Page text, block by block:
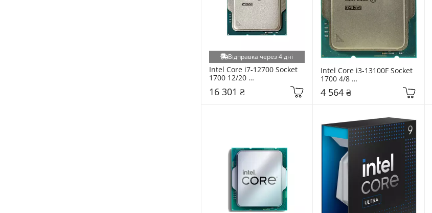
Відправка через 4 дні
Intel Core i7-12700 Socket
1700 12/20
(CM8071504555019) Tray
16 301 ₴
Intel Core i3-13100F Socket
1700 4/8
(CM8071505092203) Tray
4 564 ₴